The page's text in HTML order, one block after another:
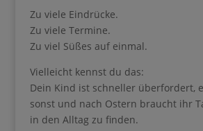
Zu viele Eindrücke.
Zu viele Termine.
Zu viel Süßes auf einmal.
Vielleicht kennst du das:
Dein Kind ist schneller überfordert,
sonst und nach Ostern braucht ihr
in den Alltag zu finden.